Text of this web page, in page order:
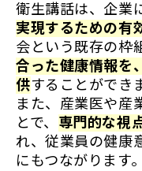
衛生講話は、企業
実現するための有
会という既存の枠
合った健康情報を
供することができ
また、産業医や産
とで、 専門的な視
れ、従業員の健康
にもつながります。